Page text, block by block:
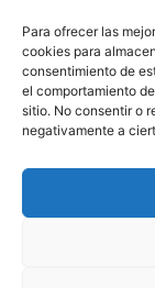
Para ofrecer las
cookies para
consentimiento de
el comportamiento
sitio. No consentir o
negativamente a
Entérate